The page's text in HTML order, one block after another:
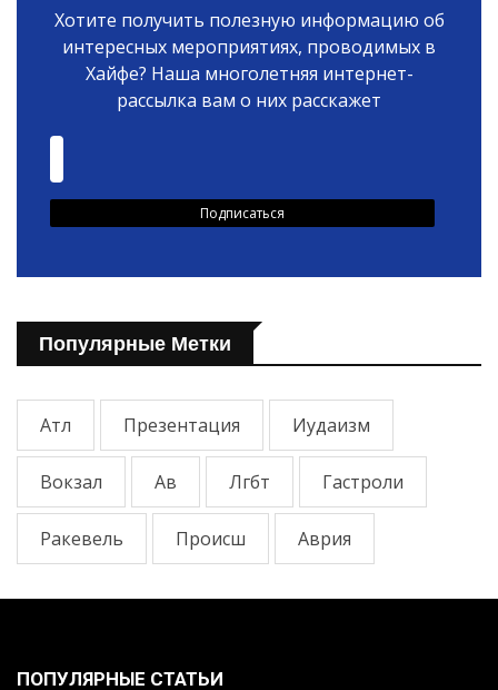
Хотите получить полезную информацию об
интересных мероприятиях, проводимых в
Хайфе? Наша многолетняя интернет-
рассылка вам о них расскажет
Популярные Метки
Атл Презентация Иудаизм
Вокзал Ав Лгбт Гастроли
Ракевель Происш Аврия
ПОПУЛЯРНЫЕ СТАТЬИ